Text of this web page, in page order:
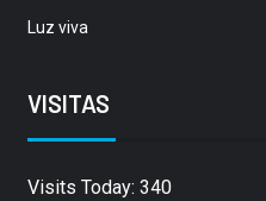
Luz viva
VISITAS
Visits Today: 340